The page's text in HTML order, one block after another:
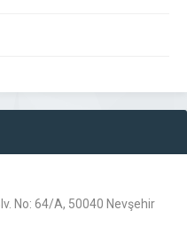
No: 64/A, 50040 Nevşehir